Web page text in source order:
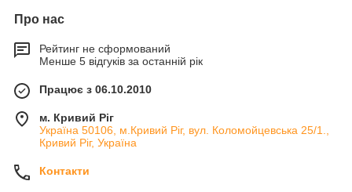
Про нас
Рейтинг не сформований
Менше 5 відгуків за останній рік
Працює з 06.10.2010
м. Кривий Ріг
Україна 50106, м.Кривий Ріг, вул. Коломойцевська 25/1.,
Кривий Ріг, Україна
Контакти